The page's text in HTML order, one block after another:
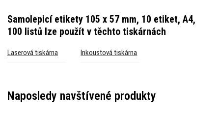
Samolepicí etikety 105 x 57 mm, 10 etiket, A4,
100 listů lze použít v těchto tiskárnách
Laserová tiskárna Inkoustová tiskárna
Naposledy navštívené produkty